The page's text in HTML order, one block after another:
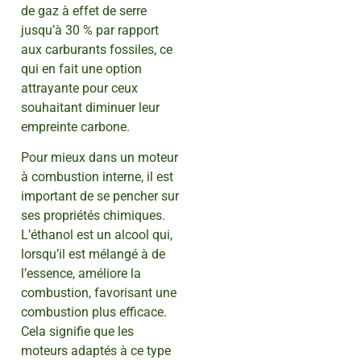
de gaz à effet de serre
jusqu’à 30 % par rapport
aux carburants fossiles, ce
qui en fait une option
attrayante pour ceux
souhaitant diminuer leur
empreinte carbone.
Pour mieux dans un moteur
à combustion interne, il est
important de se pencher sur
ses propriétés chimiques.
L’éthanol est un alcool qui,
lorsqu’il est mélangé à de
l’essence, améliore la
combustion, favorisant une
combustion plus efficace.
Cela signifie que les
moteurs adaptés à ce type